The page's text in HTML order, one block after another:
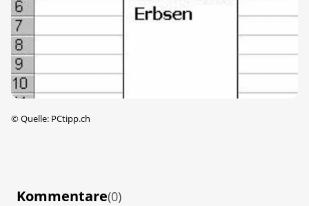
©Quelle: PCtipp.ch
Kommentare(0)